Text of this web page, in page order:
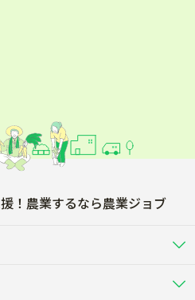
！農業するなら農業ジョブ